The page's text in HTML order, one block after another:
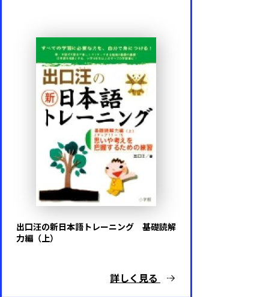
出口汪の新日本語トレーニング 基礎読解
力編（上）
詳しく見る